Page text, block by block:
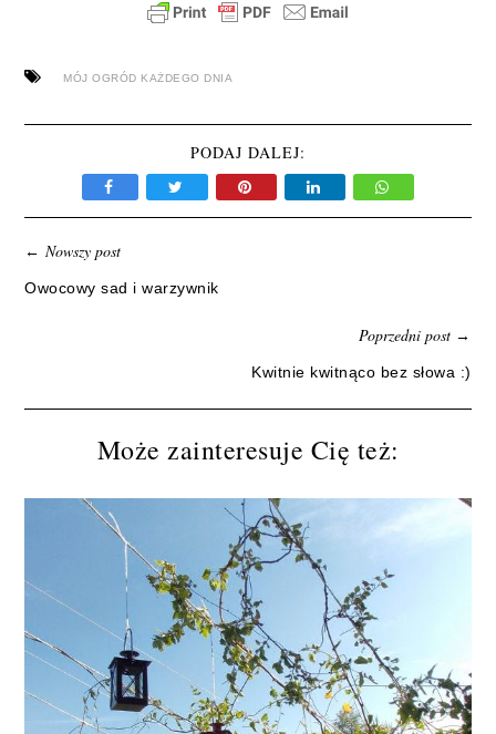
MÓJ OGRÓD KAŻDEGO DNIA
PODAJ DALEJ:
←Nowszy post
Owocowy sad i warzywnik
Poprzedni post→
Kwitnie kwitnąco bez słowa :)
Może zainteresuje Cię też: